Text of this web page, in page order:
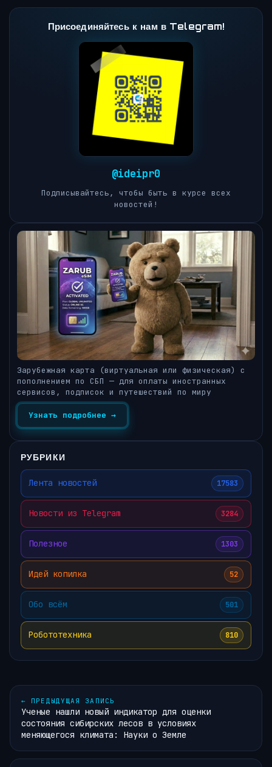
Присоединяйтесь к нам в Telegram!
@ideipr0
Подписывайтесь, чтобы быть в курсе всех
новостей!
Зарубежная карта (виртуальная или физическая) с
пополнением по СБП — для оплаты иностранных
сервисов, подписок и путешествий по миру
Узнать подробнее →
РУБРИКИ
Лента новостей 17583
Новости из Telegram 3284
Полезное 1303
Идей копилка 52
Обо всём 501
Робототехника 810
← ПРЕДЫДУЩАЯ ЗАПИСЬ
Ученые нашли новый индикатор для оценки
состояния сибирских лесов в условиях
меняющегося климата: Науки о Земле